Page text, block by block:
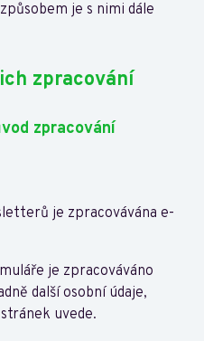
je s nimi dále
zpracování
zpracování
je zpracovávána e-
je zpracováváno
další osobní údaje,
uvede.